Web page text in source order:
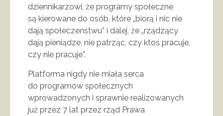
dziennikarzowi, że programy społeczne
są kierowane do osób, które „biorą i nic nie
dają społeczeństwu” i dalej, że „rządzący
dają pieniądze, nie patrząc, czy ktoś pracuje,
czy nie pracuje”.
Platforma nigdy nie miała serca
do programów społecznych
wprowadzonych i sprawnie realizowanych
już przez 7 lat przez rząd Prawa